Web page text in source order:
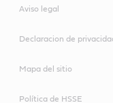
Clase HLP(+).
Aviso legal
Declaracion de
Mapa del sitio
Política de HSSE